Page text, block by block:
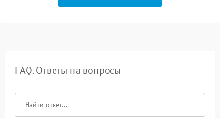
FAQ. Ответы на вопросы